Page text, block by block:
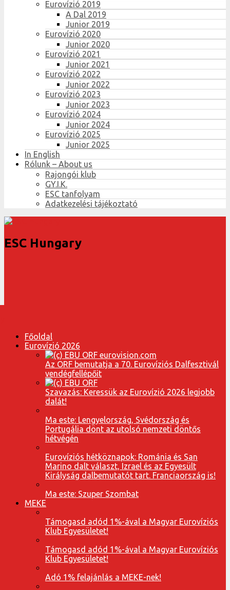
Eurovízió 2019
A Dal 2019
Junior 2019
Eurovízió 2020
Junior 2020
Eurovízió 2021
Junior 2021
Eurovízió 2022
Junior 2022
Eurovízió 2023
Junior 2023
Eurovízió 2024
Junior 2024
Eurovízió 2025
Junior 2025
In English
Rólunk – About us
Rajongói klub
GY.I.K.
ESC tanfolyam
Adatkezelési tájékoztató
ESC Hungary
Főoldal
Eurovízió 2026
Az ORF bemutatja a 70. Eurovíziós Dalfesztivál
vendégfellépőit
Szavazás: Keressük az Eurovízió 2026 legjobb
dalát!
Ma este: Lengyelország, Svédország és
Portugália dönt az utolsó nemzeti döntős
hétvégén
Eurovíziós hétköznapok: Románia és San
Marino dalt választ, Izrael és az Egyesült
Királyság dalbemutatót tart. Franciaország is!
Ma este: Szuper Szombat
MEKE
Támogasd adód 1%-ával a Magyar Eurovíziós
Klub Egyesületet!
Támogasd adód 1%-ával a Magyar Eurovíziós
Klub Egyesületet!
Adó 1% felajánlás a MEKE-nek!